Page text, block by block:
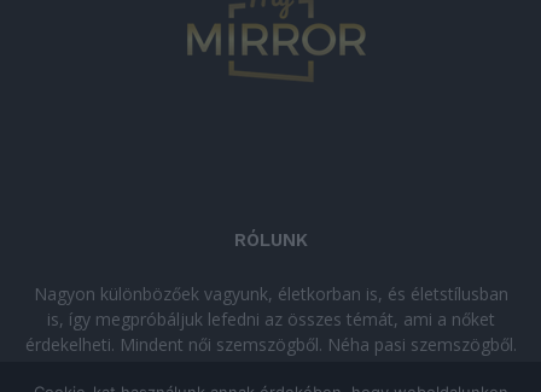
RÓLUNK
Nagyon különbözőek vagyunk, életkorban is, és életstílusban
is, így megpróbáljuk lefedni az összes témát, ami a nőket
érdekelheti. Mindent női szemszögből. Néha pasi szemszögből.